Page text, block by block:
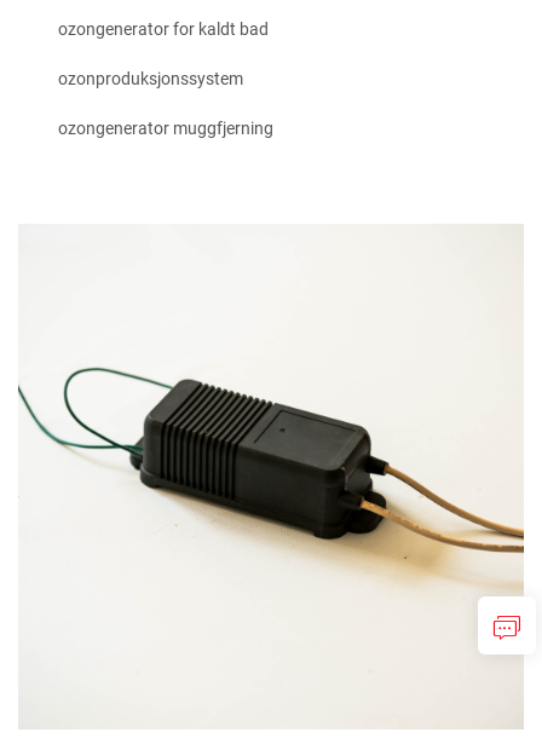
ozongenerator for kaldt bad
ozonproduksjonssystem
ozongenerator muggfjerning